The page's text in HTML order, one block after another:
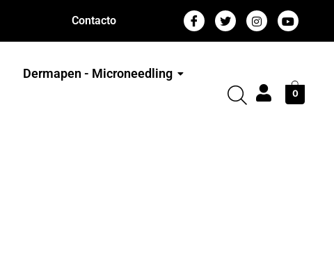
Contacto
Dermapen - Microneedling
0